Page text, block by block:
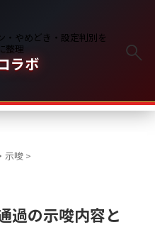
・やめどき・設定判別を
整理
ラボ
示唆 >
過の示唆内容と